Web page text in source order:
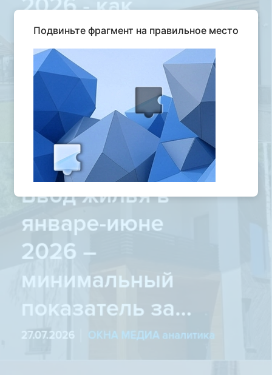
Подвиньте фрагмент на правильное место